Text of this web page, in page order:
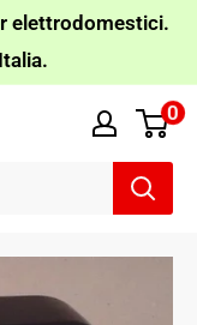
elettrodomestici.
0